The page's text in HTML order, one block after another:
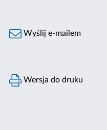
Wyślij e-mailem
Wersja do druku